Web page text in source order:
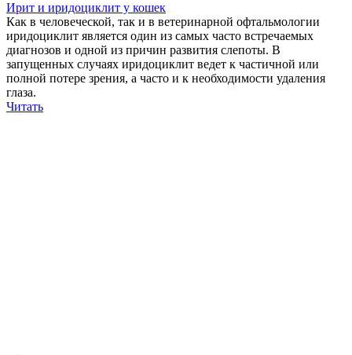
Ирит и иридоциклит у кошек
Как в человеческой, так и в ветеринарной офтальмологии
иридоциклит является один из самых часто встречаемых
диагнозов и одной из причин развития слепоты. В
запущенных случаях иридоциклит ведет к частичной или
полной потере зрения, а часто и к необходимости удаления
глаза.
Читать